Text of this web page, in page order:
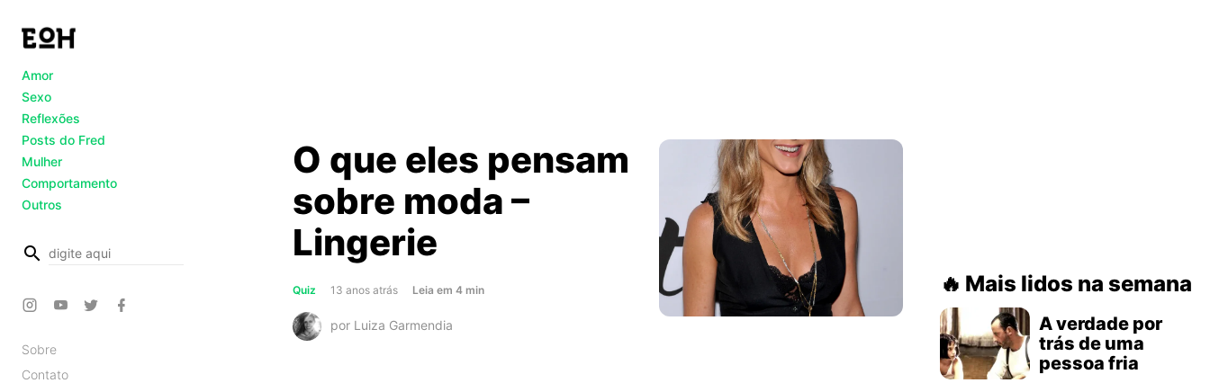
Amor
Sexo
Reflexões
Posts do Fred
Mulher
Comportamento
Outros
busca
Sobre
Contato
O que eles pensam
sobre moda –
Lingerie
Quiz 13 anos atrás Leiaabout
que
em4 min
por Luiza Garmendia
Mais lidos na semana
A verdade por
trás de uma
pessoa fria